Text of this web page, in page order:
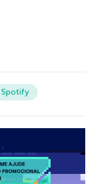
Spotify